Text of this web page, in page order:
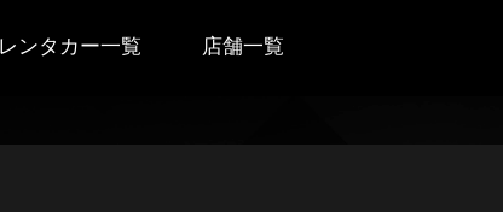
レンタカー一覧 店舗一覧